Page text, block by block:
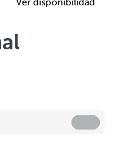
Ver disponibilidad